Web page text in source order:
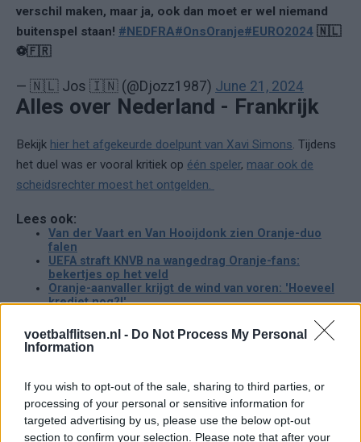
voetbalflitsen.nl - Do Not Process My Personal
Information
If you wish to opt-out of the sale, sharing to third parties, or
processing of your personal or sensitive information for
targeted advertising by us, please use the below opt-out
section to confirm your selection. Please note that after your
verschil maken, maar ja, ook dan moet er wel niemand
buitenspel staan! #NEDFRA#OnsOranje#EURO2024 🇳🇱
⚽🇫🇷
— 🇳🇱 Jos 🇮🇳 (@Djozz1987) June 21, 2024
Alles over Nederland - Frankrijk
Bekijk hier het afgekeurde doelpunt van Xavi Simons. Tijdens
het duel was er vooral kritiek op één speler, maar ook de
scheidsrechter moest het ontgelden.
Lees ook:
Van der Vaart en Van Hooijdonk zien Oranje-duo
falen
UEFA straft KNVB na wangedrag Oranje-fans:
bekertjes op het veld
Oranje-aanvaller krijgt de wind van voren: 'Hoeveel
krediet nog?!'
Ajax Feyenoord
Ajax ziet kans schoon: strijd om Van Rooij barst
los
Hart gaf de doorslag': Ouazane verkiest Marokko